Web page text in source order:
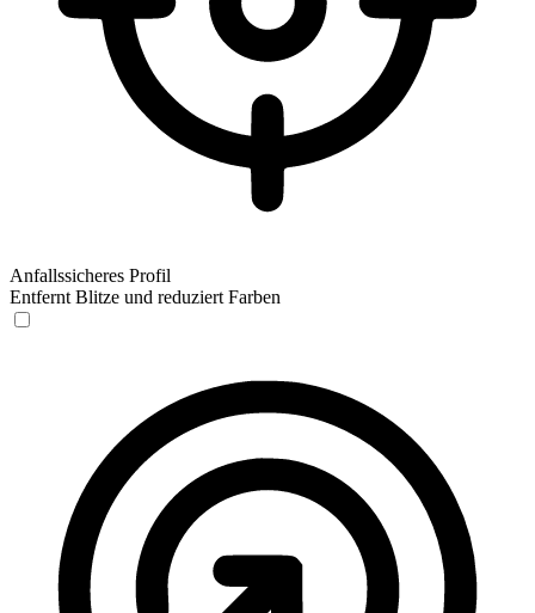
Anfallssicheres Profil
Entfernt Blitze und reduziert Farben